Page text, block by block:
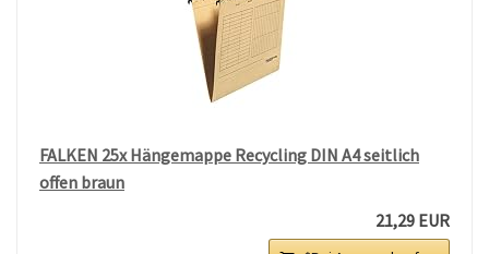
FALKEN 25x Hängemappe Recycling DIN A4 seitlich
offen braun
21,29 EUR